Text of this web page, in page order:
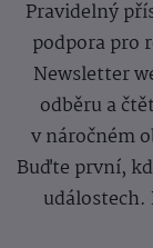
Pravidelný
podpora pro
Newsletter
odběru a
v náročném
Buďte první,